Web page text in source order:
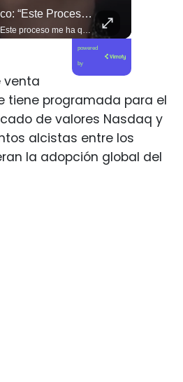
Ángela Vivanco: “Este Proceso Me Ha Quebrantado”
Ángela Vivanco: “Este proceso me ha quebrantado”
powered
by
venta
tiene programada para el
de valores Nasdaq y
alcistas entre los
la adopción global del